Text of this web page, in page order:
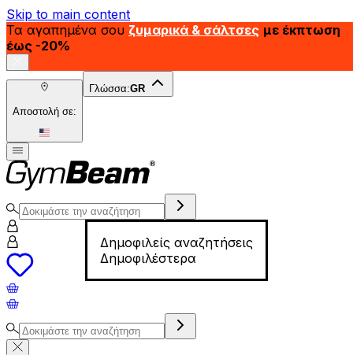
Skip to main content
Τα αγαπημένα σου ζυμαρικά & σάλτσες με έκπτωση
έως -20%
Αποστολή σε:
Γλώσσα:GR
Δημοφιλείς αναζητήσεις
Δημοφιλέστερα